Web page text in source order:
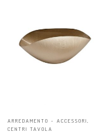
ARREDAMENTO - ACCESSORI
CENTRI TAVOLA